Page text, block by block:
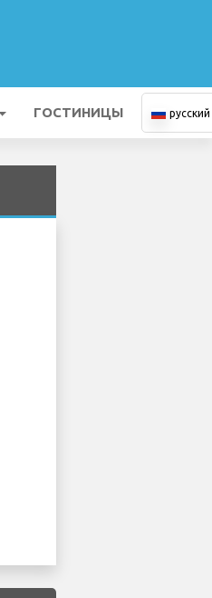
ГОСТИНИЦЫ русский